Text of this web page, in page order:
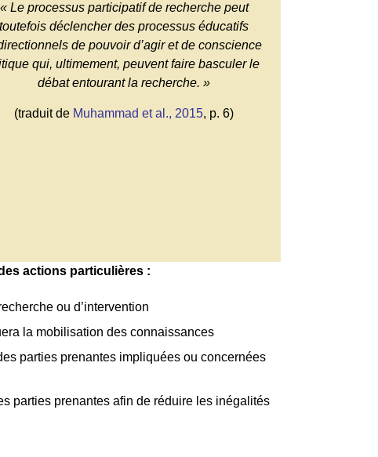
« Le processus participatif de recherche peut
toutefois déclencher des processus éducatifs
de pouvoir d’agir et de conscience
qui, ultimement, peuvent faire basculer le
débat entourant la recherche. »
(traduit de Muhammad et al., 2015, p. 6)
actions particulières :
ou d’intervention
la mobilisation des connaissances
parties prenantes impliquées ou concernées
parties prenantes afin de réduire les inégalités